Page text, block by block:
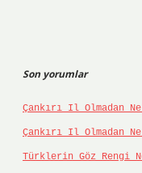
Son yorumlar
Çankırı Il Olmadan
Çankırı Il Olmadan
Türklerin Göz Rengi